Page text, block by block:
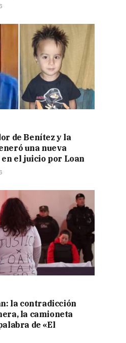
de Benítez y la
una nueva
el juicio por Loan
la contradicción
la camioneta
de «El